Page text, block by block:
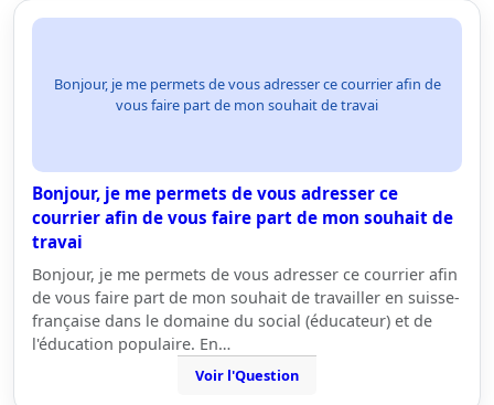
Bonjour, je me permets de vous adresser ce courrier afin de
vous faire part de mon souhait de travai
Bonjour, je me permets de vous adresser ce
courrier afin de vous faire part de mon souhait de
travai
Bonjour, je me permets de vous adresser ce courrier afin
de vous faire part de mon souhait de travailler en suisse-
française dans le domaine du social (éducateur) et de
l'éducation populaire. En…
Voir l'Question